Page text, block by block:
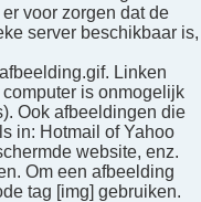
voor zorgen dat de
server beschikbaar is,
Linken
is onmogelijk
Ook afbeeldingen die
in: Hotmail of Yahoo
website, enz.
Om een afbeelding
tag [img] gebruiken.